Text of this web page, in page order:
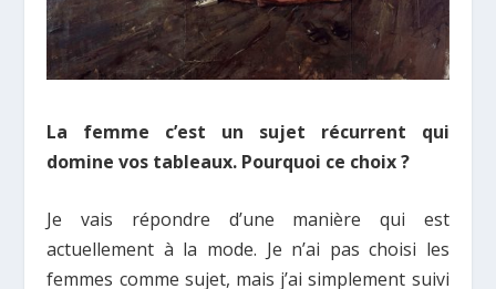
La femme c’est un sujet récurrent qui
domine vos tableaux. Pourquoi ce choix ?
Je vais répondre d’une manière qui est
actuellement à la mode. Je n’ai pas choisi les
femmes comme sujet, mais j’ai simplement suivi